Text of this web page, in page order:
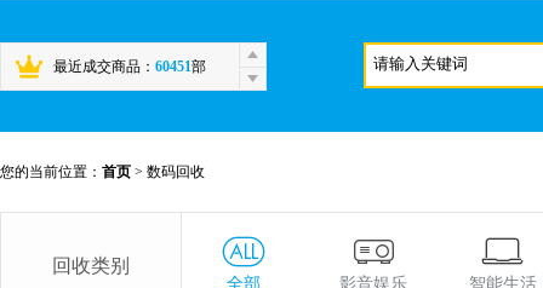
最近成交商品： 60451部
您的当前位置： 首页 > 数码回收
回收类别
全部 影音娱乐 智能生活